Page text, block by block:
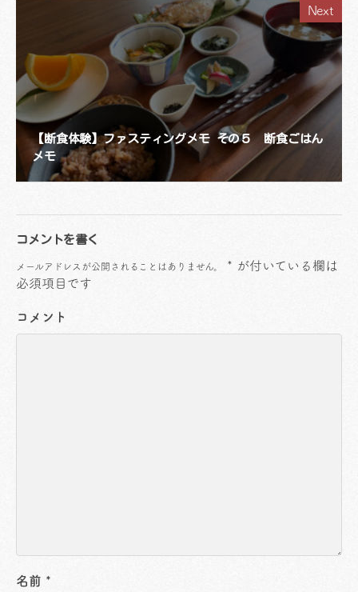
Next
【断食体験】ファスティングメモ その５ 断食ごはん
メモ
コメントを書く
メールアドレスが公開されることはありません。 * が付いている欄は
必須項目です
コメント
名前 *